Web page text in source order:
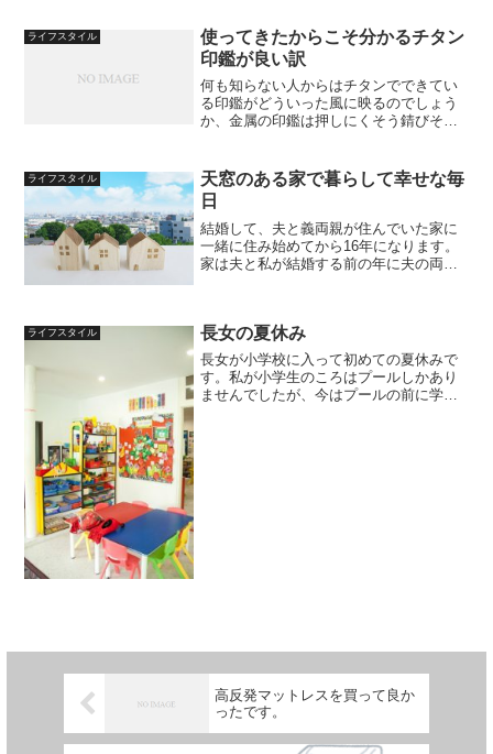
方向に曲がっている、なんて言われて、
へこみました。ストレートネ...
ライフスタイル
使ってきたからこそ分かるチタン
印鑑が良い訳
何も知らない人からはチタンでできてい
る印鑑がどういった風に映るのでしょう
か、金属の印鑑は押しにくそう錆びそう
耐久性木やプラスチックでできた商品や
象牙でできた印鑑と違って...
ライフスタイル
天窓のある家で暮らして幸せな毎
日
結婚して、夫と義両親が住んでいた家に
一緒に住み始めてから16年になります。
家は夫と私が結婚する前の年に夫の両親
吹き抜けになっている...
ライフスタイル 長女の夏休み
長女が小学校に入って初めての夏休みで
す。私が小学生のころはプールしかあり
ませんでしたが、今はプールの前に学習
高反発マットレスを買って良か
ったです。